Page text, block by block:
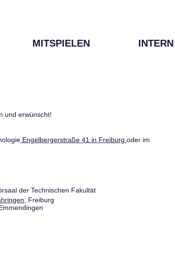
MITSPIELEN INTERN
und erwünscht!
Engelbergerstraße 41 in Freiburg oder im
der Technischen Fakultät
, Freiburg